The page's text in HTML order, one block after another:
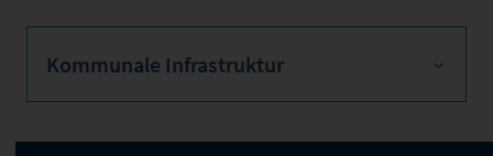
Kommunale Infrastruktur